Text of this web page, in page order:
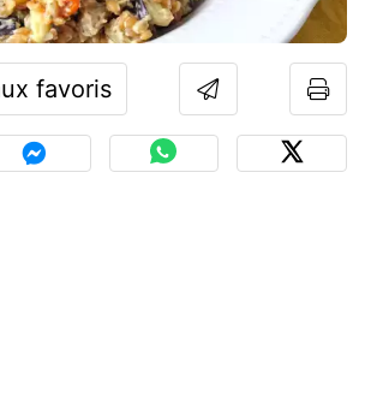
favoris